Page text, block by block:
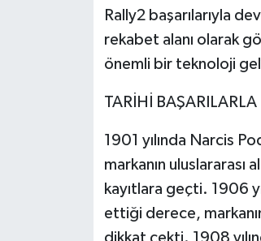
Rally2 başarılarıyla
rekabet alanı olarak
önemli bir teknoloji
TARİHİ BAŞARILARLA
1901 yılında Narcis
markanın uluslararası
kayıtlara geçti. 1906
ettiği derece,
dikkat çekti. 1908